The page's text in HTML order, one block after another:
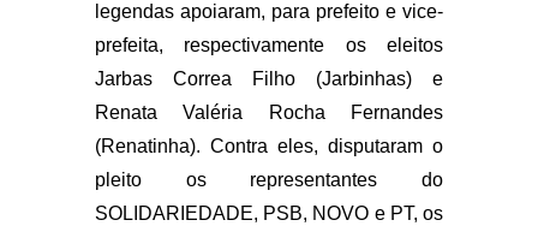
legendas apoiaram, para prefeito e vice-
prefeita, respectivamente os eleitos
Jarbas Correa Filho (Jarbinhas) e
Renata Valéria Rocha Fernandes
(Renatinha). Contra eles, disputaram o
pleito os representantes do
SOLIDARIEDADE, PSB, NOVO e PT, os